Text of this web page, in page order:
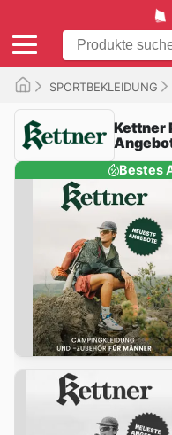
SPORTBEKLEIDUNG
Kettner
Bestes